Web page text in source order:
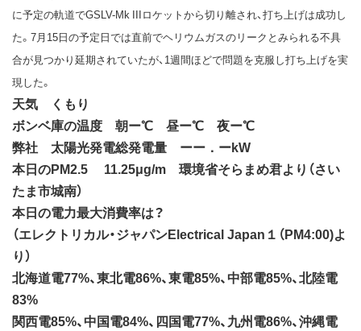
に予定の軌道でGSLV-Mk IIIロケットから切り離され、打ち上げは成功し
た。7月15日の予定日では直前でヘリウムガスのリークとみられる不具
合が見つかり延期されていたが、1週間ほどで問題を克服し打ち上げを実
現した。
天気 くもり
ボンベ庫の温度 朝ー℃ 昼ー℃ 夜ー℃
弊社 太陽光発電総発電量 ーー．ーkW
本日のPM2.5 11.25μg/m 環境省そらまめ君より（さい
たま市城南）
本日の電力最大消費率は？
（エレクトリカル・ジャパンElectrical Japan１（PM4:00)よ
り）
北海道電77%、東北電86%、東電85%、中部電85%、北陸電
83%
関西電85%、中国電84%、四国電77%、九州電86%、沖縄電